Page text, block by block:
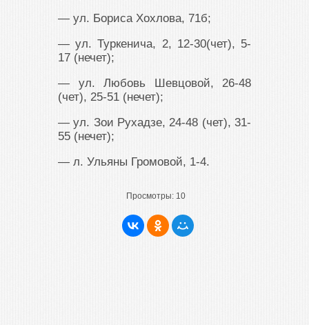
— ул. Бориса Хохлова, 71б;
— ул. Туркенича, 2, 12-30(чет), 5-
17 (нечет);
— ул. Любовь Шевцовой, 26-48
(чет), 25-51 (нечет);
— ул. Зои Рухадзе, 24-48 (чет), 31-
55 (нечет);
— л. Ульяны Громовой, 1-4.
Просмотры: 10